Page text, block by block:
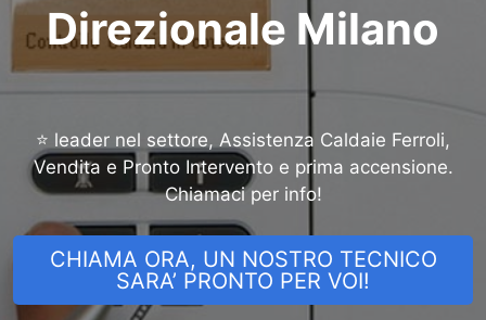
Direzionale Milano
⭐ leader nel settore, Assistenza Caldaie Ferroli,
Vendita e Pronto Intervento e prima accensione.
Chiamaci per info!
CHIAMA ORA, UN NOSTRO TECNICO
SARA’ PRONTO PER VOI!